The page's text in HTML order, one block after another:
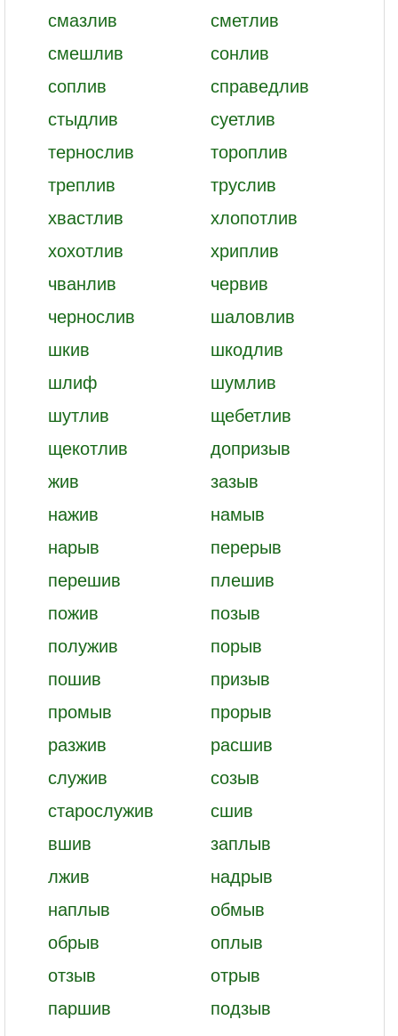
смазлив
сметлив
смешлив
сонлив
соплив
справедлив
стыдлив
суетлив
тернослив
тороплив
треплив
труслив
хвастлив
хлопотлив
хохотлив
хриплив
чванлив
червив
чернослив
шаловлив
шкив
шкодлив
шлиф
шумлив
шутлив
щебетлив
щекотлив
допризыв
жив
зазыв
нажив
намыв
нарыв
перерыв
перешив
плешив
пожив
позыв
полужив
порыв
пошив
призыв
промыв
прорыв
разжив
расшив
служив
созыв
старослужив
сшив
вшив
заплыв
лжив
надрыв
наплыв
обмыв
обрыв
оплыв
отзыв
отрыв
паршив
подзыв